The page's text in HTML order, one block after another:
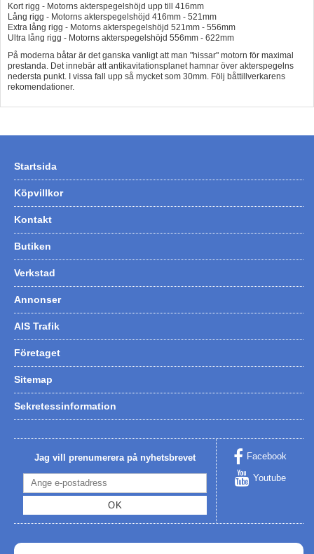
Kort rigg - Motorns akterspegelshöjd upp till 416mm
Lång rigg - Motorns akterspegelshöjd 416mm - 521mm
Extra lång rigg - Motorns akterspegelshöjd 521mm - 556mm
Ultra lång rigg - Motorns akterspegelshöjd 556mm - 622mm
På moderna båtar är det ganska vanligt att man "hissar" motorn för maximal
prestanda. Det innebär att antikavitationsplanet hamnar över akterspegelns
nedersta punkt. I vissa fall upp så mycket som 30mm. Följ båttillverkarens
rekomendationer.
Startsida
Köpvillkor
Kontakt
Butiken
Verkstad
Annonser
AIS Trafik
Företaget
Sitemap
Sekretessinformation
Jag vill prenumerera på nyhetsbrevet
OK
Facebook
Youtube